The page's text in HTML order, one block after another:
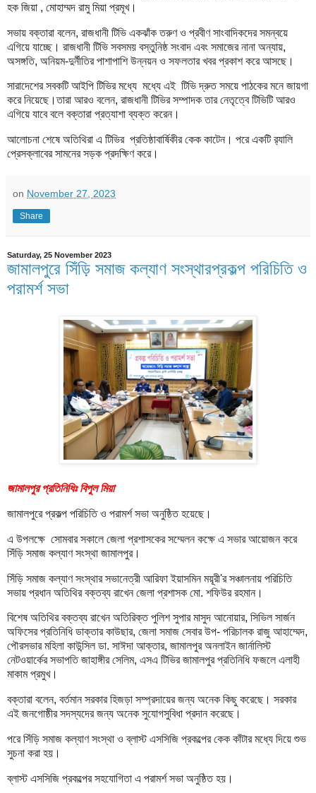
হক জিয়া , মোহাম্মদ রামু মিয়া প্রমূখ।
সভায় বক্তারা বলেন, রাজধানী টিভি একঝাঁক তরুণ ও প্রবীণ সাংবাদিকদের সমন্বয়ে
এগিয়ে যাচ্ছে। রাজধানী টিভি সবসময় বস্তুনিষ্ঠ সংবাদ এবং সমাজের নানা অন্যায়,
অসঙ্গতি, অনিয়ম-দুর্নীতির পাশাপাশি উন্নয়ন ও সফলতার খবর প্রকাশ করে আসছে।
সারাদেশের সবকটি আইপি টিভির মধ্যে মধ্যে এই টিভি দ্রুত সময়ে পাঠকের মনে জায়গা
করে নিয়েছে।তারা আরও বলেন, রাজধানী টিভির সম্পাদক তার নেতৃত্বে টিভিটি আরও
এগিয়ে যাবে বলে বক্তারা প্রত্যাশা ব্যক্ত করেন।
আলোচনা শেষে অতিথিরা এ টিভির প্রতিষ্ঠাবার্ষিকীর কেক কাটেন। পরে একটি র‍্যালি
প্রেসক্লাবের সামনের সড়ক প্রদক্ষিণ করে।
on November 27, 2023
Share
Saturday, 25 November 2023
জামালপুরে সিঁড়ি সমাজ কল্যাণ সংস্থারপ্রকল্প পরিচিতি ও
পরামর্শ সভা
জামালপুর প্রতিনিধিঃ বিপুল মিয়া
জামালপুরে প্রকল্প পরিচিতি ও পরামর্শ সভা অনুষ্ঠিত হয়েছে।
এ উপলক্ষে সোমবার সকালে জেলা প্রশাসকের সম্মেলন কক্ষে এ সভার আয়োজন করে
সিঁড়ি সমাজ কল্যাণ সংস্থা জামালপুর।
সিঁড়ি সমাজ কল্যাণ সংস্থার সভানেত্রী আরিফা ইয়াসমিন ময়ূরী'র সঞ্চালনায় পরিচিতি
সভায় প্রধান অতিথির বক্তব্য রাখেন জেলা প্রশাসক মো. শফিউর রহমান।
বিশেষ অতিথির বক্তব্য রাখেন অতিরিক্ত পুলিশ সুপার মাসুদ আনোয়ার, সিভিল সার্জন
অফিসের প্রতিনিধি ডাক্তার কাউছার, জেলা সমাজ সেবার উপ- পরিচালক রাজু আহাম্মেদ,
পৌরসভার মহিলা কাউন্সিল ডা. সাঈদা আক্তার, জামালপুর অনলাইন জার্নালিস্ট
নেটওয়ার্কের সভাপতি জাহাঙ্গীর সেলিম, এসএ টিভির জামালপুর প্রতিনিধি ফজলে এলাহী
মাকাম প্রমুখ।
বক্তারা বলেন, বর্তমান সরকার হিজড়া সম্প্রদায়ের জন্য অনেক কিছু করেছে। সরকার
এই জনগোষ্ঠীর সদস্যদের জন্য অনেক সুযোগসুবিধা প্রদান করেছে।
পরে সিঁড়ি সমাজ কল্যাণ সংস্থা ও ব্লাস্ট এসসিজি প্রকল্পের কেক কাঁটার মধ্যে দিয়ে শুভ
সুচনা করা হয়।
ব্লাস্ট এসসিজি প্রকল্পের সহযোগিতা এ পরামর্শ সভা অনুষ্ঠিত হয়।